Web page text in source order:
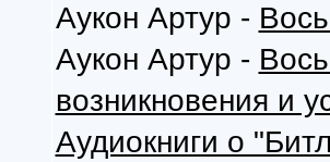
Аукон Артур -
Аукон Артур -
возникновения и
Аудиокниги о